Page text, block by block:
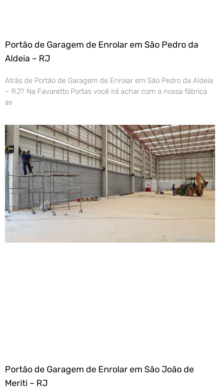
Portão de Garagem de Enrolar em São Pedro da
Aldeia – RJ
Atrás de Portão de Garagem de Enrolar em São Pedro da Aldeia
– RJ? Na Favaretto Portas você irá achar com a nossa fábrica
as
Portão de Garagem de Enrolar em São João de
Meriti – RJ